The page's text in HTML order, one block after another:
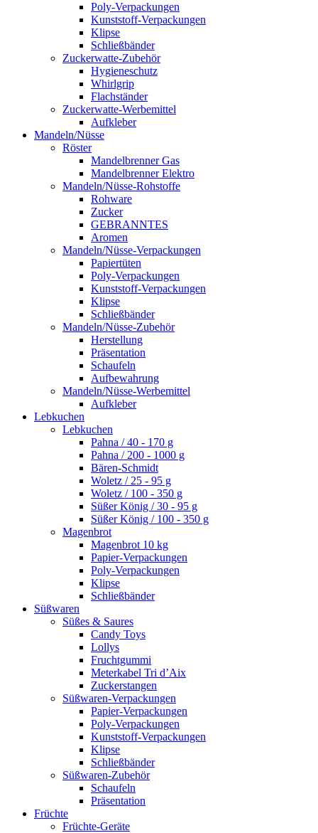
Poly-Verpackungen
Kunststoff-Verpackungen
Klipse
Schließbänder
Zuckerwatte-Zubehör
Hygieneschutz
Whirlgrip
Flachständer
Zuckerwatte-Werbemittel
Aufkleber
Mandeln/Nüsse
Röster
Mandelbrenner Gas
Mandelbrenner Elektro
Mandeln/Nüsse-Rohstoffe
Rohware
Zucker
GEBRANNTES
Aromen
Mandeln/Nüsse-Verpackungen
Papiertüten
Poly-Verpackungen
Kunststoff-Verpackungen
Klipse
Schließbänder
Mandeln/Nüsse-Zubehör
Herstellung
Präsentation
Schaufeln
Aufbewahrung
Mandeln/Nüsse-Werbemittel
Aufkleber
Lebkuchen
Lebkuchen
Pahna / 40 - 170 g
Pahna / 200 - 1000 g
Bären-Schmidt
Woletz / 25 - 95 g
Woletz / 100 - 350 g
Süßer König / 30 - 95 g
Süßer König / 100 - 350 g
Magenbrot
Magenbrot 10 kg
Papier-Verpackungen
Poly-Verpackungen
Klipse
Schließbänder
Süßwaren
Süßes & Saures
Candy Toys
Lollys
Fruchtgummi
Meterkabel Tri d’Aix
Zuckerstangen
Süßwaren-Verpackungen
Papier-Verpackungen
Poly-Verpackungen
Kunststoff-Verpackungen
Klipse
Schließbänder
Süßwaren-Zubehör
Schaufeln
Präsentation
Früchte
Früchte-Geräte